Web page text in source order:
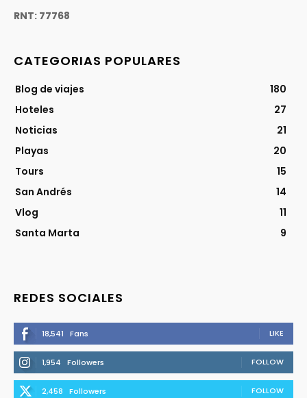
RNT: 77768
CATEGORIAS POPULARES
Blog de viajes
180
Hoteles
27
Noticias
21
Playas
20
Tours
15
San Andrés
14
Vlog
11
Santa Marta
9
REDES SOCIALES
18,541 Fans LIKE
1,954 Followers FOLLOW
2,458 Followers FOLLOW